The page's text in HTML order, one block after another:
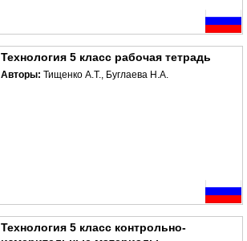
Технология 5 класс рабочая тетрадь
Авторы: Тищенко А.Т., Буглаева Н.А.
Технология 5 класс контрольно-